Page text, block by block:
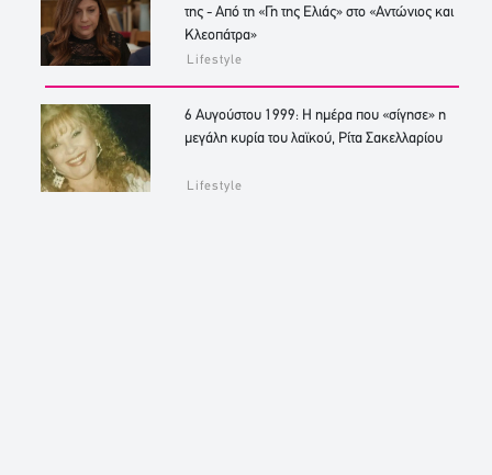
της - Από τη «Γη της Ελιάς» στο «Αντώνιος και
Κλεοπάτρα»
Lifestyle
6 Αυγούστου 1999: Η ημέρα που «σίγησε» η
μεγάλη κυρία του λαϊκού, Ρίτα Σακελλαρίου
Lifestyle